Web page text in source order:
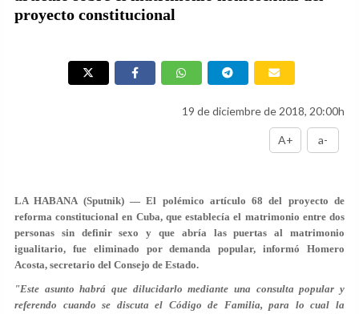
proyecto constitucional
19 de diciembre de 2018, 20:00h
A+ a-
LA HABANA (Sputnik) — El polémico artículo 68 del proyecto de
reforma constitucional en Cuba, que establecía el matrimonio entre dos
personas sin definir sexo y que abría las puertas al matrimonio
igualitario, fue eliminado por demanda popular, informó Homero
Acosta, secretario del Consejo de Estado.
"Este asunto habrá que dilucidarlo mediante una consulta popular y
referendo cuando se discuta el Código de Familia, para lo cual la